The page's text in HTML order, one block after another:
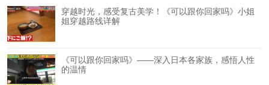
穿越时光，感受复古美学！《可以跟你回家吗》小姐
姐穿越路线详解
《可以跟你回家吗》——深入日本各家族，感悟人性
的温情